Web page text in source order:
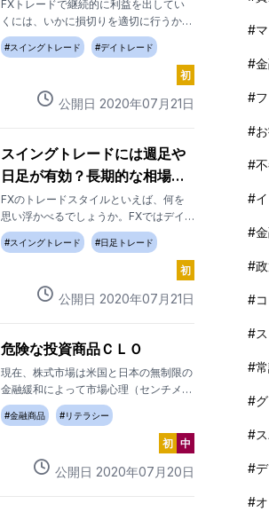
FXトレードで継続的に利益を出してい
くには、いかに損切りを適切に行うかが
重要です。今回はスイングトレードの損
切りにフォーカスして、スイングトレー
ドならでは損切りの考え方や損切り幅の
決め方、確実に損切りを行う方法につい
て解説していきます。狙える利益が大き
げていきましょう。
#スイングトレード #デイトレード
初
公開日 2020年07 月 21日
スイングトレードには週足や
日足が有効？長期的な相場の
流れをつかもう！
FXのトレードスタイルといえば、何を
思い浮かべるでしょうか。FXではデイ
トレードやスキャルピングが注目されが
ちですが、トレードスタイルはそれだけ
ではありません。今回のテーマであるス
イングトレードは、1日に何度もトレー
ドすることがないため、初心者や忙しい
#スイングトレード #日足トレード
初
公開日 2020年07 月 21日
危険な投資商品ＣＬＯ
現在、株式市場は米国と日本の無制限の
金融緩和によって市場心理（センチメン
ト）は強く、総楽観の相場に戻ってきて
います。
#金融商品 #リテラシー
初 中
公開日 2020年07 月 20日
#
#
#
#
#
#
#
#
#
#
#
#
#
#
#